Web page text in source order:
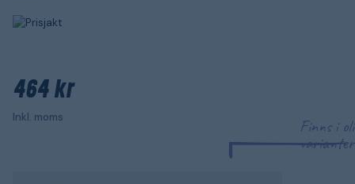
464 kr
Inkl. moms
Finns i
varianter